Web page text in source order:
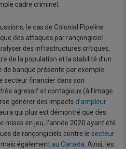
cadre criminel.
le cas de Colonial Pipeline
des attaques par rançongiciel
des infrastructures critiques,
de la population et la stabilité d’un
de banque présente par exemple
secteur financier dans son
agressif et contagieux (à l’image
générer des impacts d’ampleur
aura qui plus est démontré que des
mises en jeu, l’année 2020 ayant été
de rançongiciels contre le secteur
mais également au Canada . Ainsi, les